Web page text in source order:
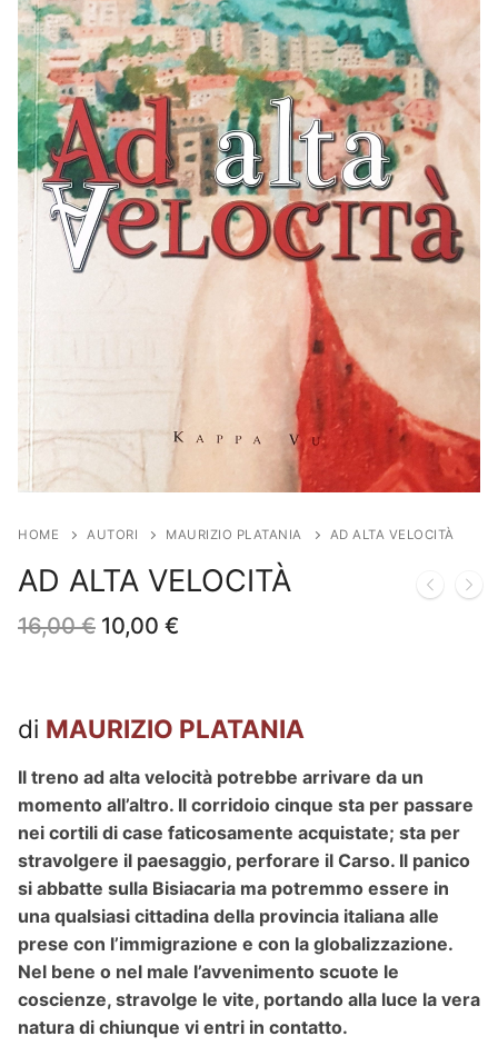
HOME AUTORI MAURIZIO PLATANIA AD ALTA VELOCITÀ
AD ALTA VELOCITÀ
16,00€ Il
prezzo
16,00 €.
10,00 €
10,00 €.
di MAURIZIO PLATANIA
Il treno ad alta velocità potrebbe arrivare da un
momento all’altro. Il corridoio cinque sta per passare
nei cortili di case faticosamente acquistate; sta per
stravolgere il paesaggio, perforare il Carso. Il panico
si abbatte sulla Bisiacaria ma potremmo essere in
una qualsiasi cittadina della provincia italiana alle
prese con l’immigrazione e con la globalizzazione.
Nel bene o nel male l’avvenimento scuote le
coscienze, stravolge le vite, portando alla luce la vera
natura di chiunque vi entri in contatto.